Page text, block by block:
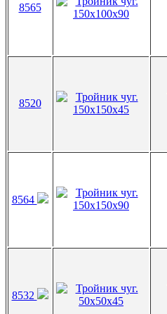
8565
8520
8564
8532